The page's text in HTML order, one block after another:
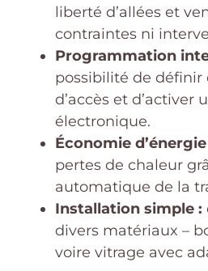
liberté d’allées et
contraintes ni
Programmation
possibilité de définir
d’accès et d’activer
électronique.
Économie d’énergie
pertes de chaleur
automatique de la
Installation simple :
divers matériaux –
voire vitrage avec